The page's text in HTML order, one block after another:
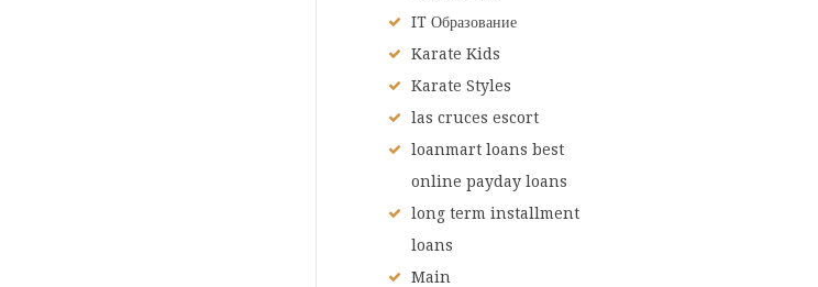
IT Образование
Karate Kids
Karate Styles
las cruces escort
loanmart loans best
online payday loans
long term installment
loans
Main